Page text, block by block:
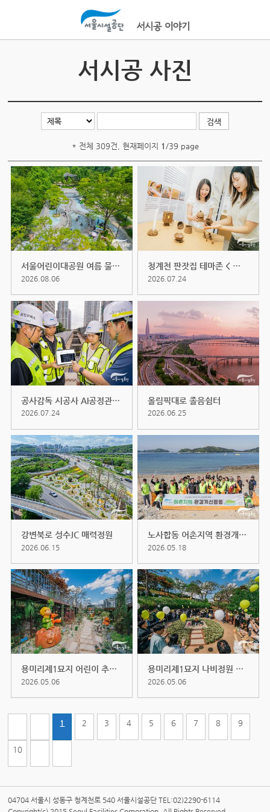
서시공 사진
* 전체 309건, 현재페이지 1 /39 page
서울어린이대공원 여름 물결정원
2026.08.06
청계천 판잣집 테마존 < More &a...
2026.07.24
공사감독 시공사 AI공정관리 현장
2026.07.24
올림픽대로 졸음쉼터
2026.06.25
강변북로 성수JC 매력정원
2026.06.15
노사합동 어촌지역 환경개선활동
2026.05.18
용미리제1묘지 어린이 추모공간 나...
2026.05.06
용미리제1묘지 나비정원 어린이추모...
2026.05.06
1 2 3 4 5 6 7 8 9
10
04704 서울시 성동구 청계천로 540 서울시설공단 TEL:02)2290-6114